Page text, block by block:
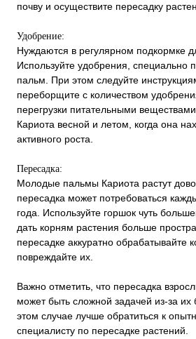
почву и осуществите пересадку
Удобрение:
Нуждаются в регулярном подкормке
Используйте удобрения, специально
пальм. При этом следуйте
переборщите с количеством
перегрузки питательными
Кариота весной и летом, когда она
активного роста.
Пересадка:
Молодые пальмы Кариота растут
пересадка может потребоваться
года. Используйте горшок чуть
дать корням растения больше
пересадке аккуратно обрабатывайте
повреждайте их.
Важно отметить, что пересадка
может быть сложной задачей из-за
этом случае лучше обратиться к
специалисту по пересадке растений.